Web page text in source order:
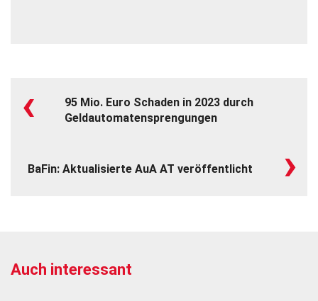
‹
95 Mio. Euro Schaden in 2023 durch
Geldautomatensprengungen
BaFin: Aktualisierte AuA AT veröffentlicht ›
Auch interessant